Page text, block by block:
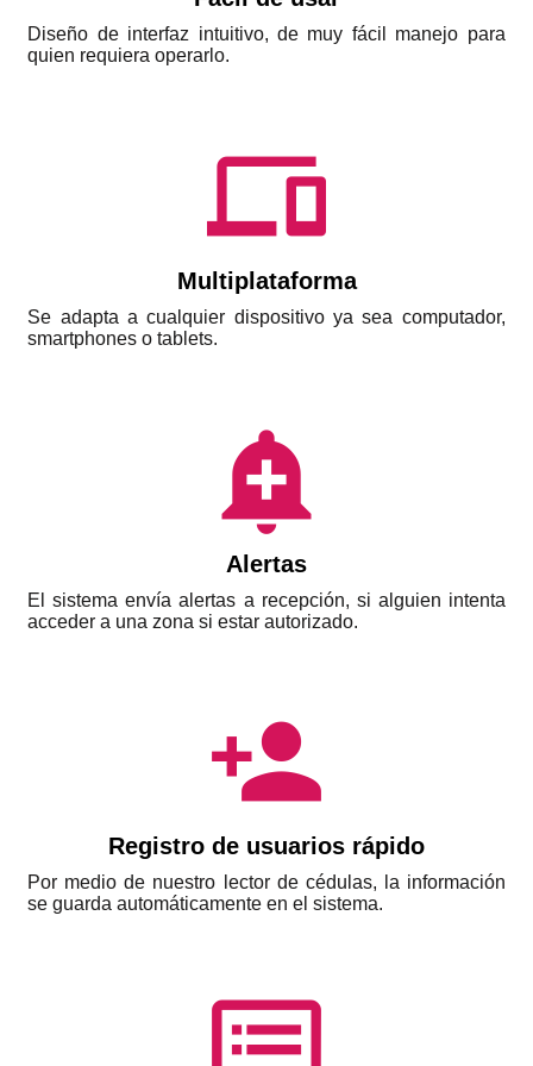
Diseño de interfaz intuitivo, de muy fácil manejo para
quien requiera operarlo.
phonelink
Multiplataforma
Se adapta a cualquier dispositivo ya sea computador,
smartphones o tablets.
add_alert
Alertas
El sistema envía alertas a recepción, si alguien intenta
acceder a una zona si estar autorizado.
person_add
Registro de usuarios rápido
Por medio de nuestro lector de cédulas, la información
se guarda automáticamente en el sistema.